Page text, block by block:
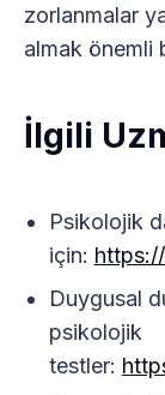
zorlanmalar
almak önemli
İlgili
Psikolojik
için:
Duygusal
psikolojik
testler: